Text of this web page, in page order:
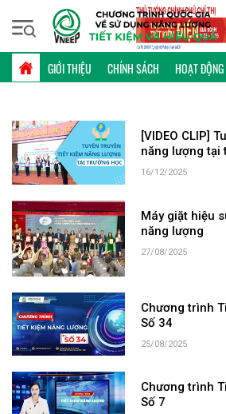
GIỚI THIỆU CHÍNH SÁCH HOẠT ĐỘNG
Thứ năm, 06/08/2026 | 23:49 GMT+7
TỪ KHÓA: MÁY
[VIDEO CLIP]
năng lượng tại
16/12/2025
Máy giặt hiệu
năng lượng
27/08/2025
Chương trình
Số 34
25/08/2025
Chương trình
Số 7